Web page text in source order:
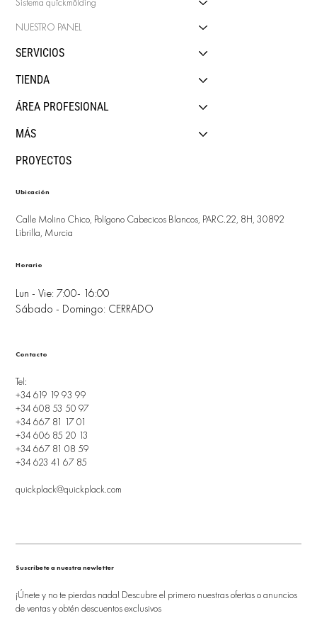
NUESTRO PANEL
SERVICIOS
TIENDA
ÁREA PROFESIONAL
MÁS
PROYECTOS
Ubicación
Calle Molino Chico, Polígono Cabecicos Blancos, PARC.22, 8H, 30892
Librilla, Murcia
Lun - Vie: 7:00- 16:00
Sábado - Domingo: CERRADO
Horario
Tel:
+34 619 19 93 99
+34 608 53 50 97
+34 667 81 17 01
+34 606 85 20 13
+34 667 81 08 59
+34 623 41 67 85
quickplack@quickplack.com
Contacto
Suscríbete a nuestra newletter
¡Únete y no te pierdas nada! Descubre el primero nuestras ofertas o anuncios
de ventas y obtén descuentos exclusivos